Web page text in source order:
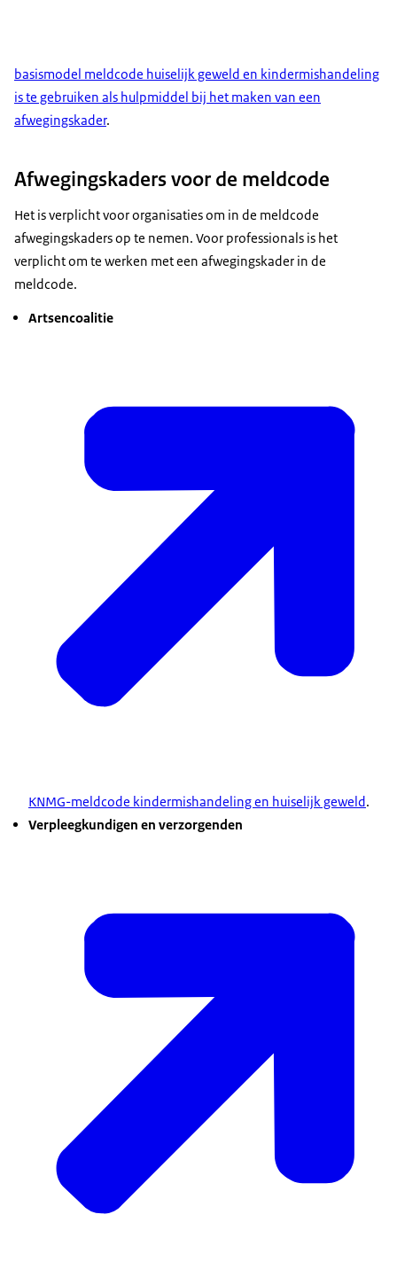
basismodel meldcode huiselijk geweld en kindermishandeling
is te gebruiken als hulpmiddel bij het maken van een
afwegingskader.
Afwegingskaders voor de meldcode
Het is verplicht voor organisaties om in de meldcode
afwegingskaders op te nemen. Voor professionals is het
verplicht om te werken met een afwegingskader in de
meldcode.
Artsencoalitie
KNMG-meldcode kindermishandeling en huiselijk geweld.
Verpleegkundigen en verzorgenden